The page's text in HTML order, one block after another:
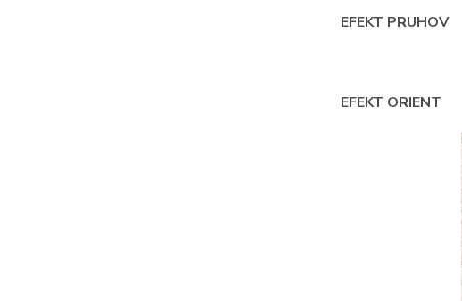
EFEKT PRUHOV
EFEKT ORIENT